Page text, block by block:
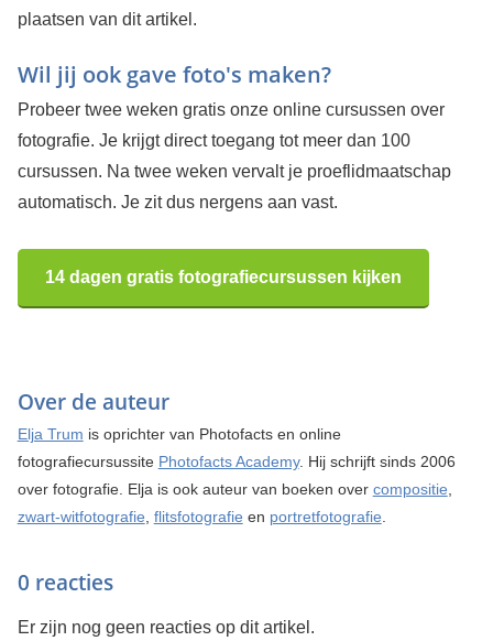
plaatsen van dit artikel.
Wil jij ook gave foto's maken?
Probeer twee weken gratis onze online cursussen over
fotografie. Je krijgt direct toegang tot meer dan 100
cursussen. Na twee weken vervalt je proeflidmaatschap
automatisch. Je zit dus nergens aan vast.
14 dagen gratis fotografiecursussen kijken
Over de auteur
Elja Trum is oprichter van Photofacts en online
fotografiecursussite Photofacts Academy. Hij schrijft sinds 2006
over fotografie. Elja is ook auteur van boeken over compositie
zwart-witfotografie flitsfotografie en portretfotografie
0 reacties
Er zijn nog geen reacties op dit artikel.